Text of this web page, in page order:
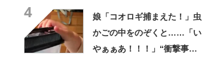
4
娘「コオロギ捕まえた！」虫
かごの中をのぞくと……「い
やぁぁあ！！！」“衝撃事